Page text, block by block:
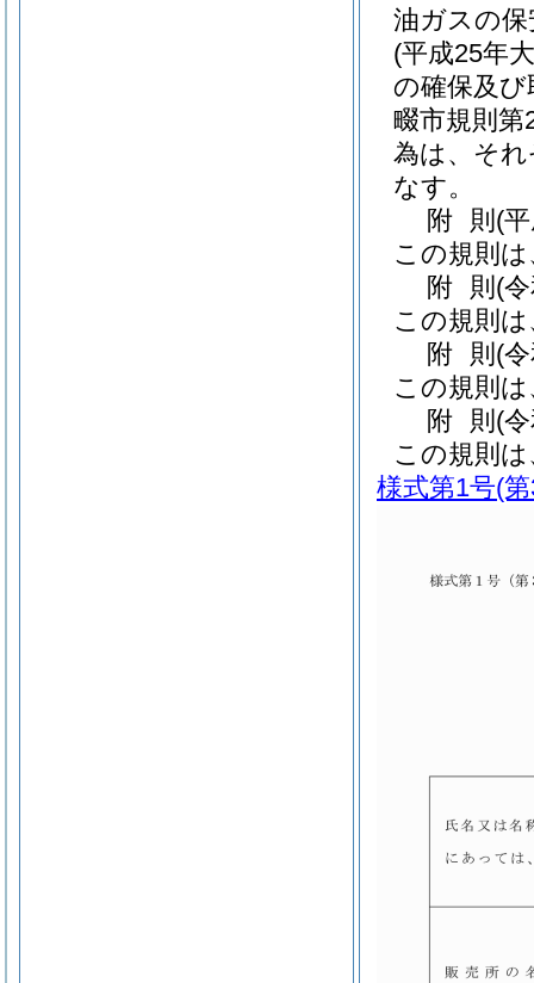
油ガスの
(平成25年
の確保及
畷市規則第
為は、そ
なす。
附 則 (
この規則
附 則 (
この規則
附 則 (
この規則
附 則 (
この規則
様式第1号(